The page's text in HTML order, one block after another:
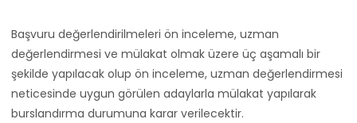
Başvuru değerlendirilmeleri ön inceleme, uzman
değerlendirmesi ve mülakat olmak üzere üç aşamalı bir
şekilde yapılacak olup ön inceleme, uzman değerlendirmesi
neticesinde uygun görülen adaylarla mülakat yapılarak
burslandırma durumuna karar verilecektir.